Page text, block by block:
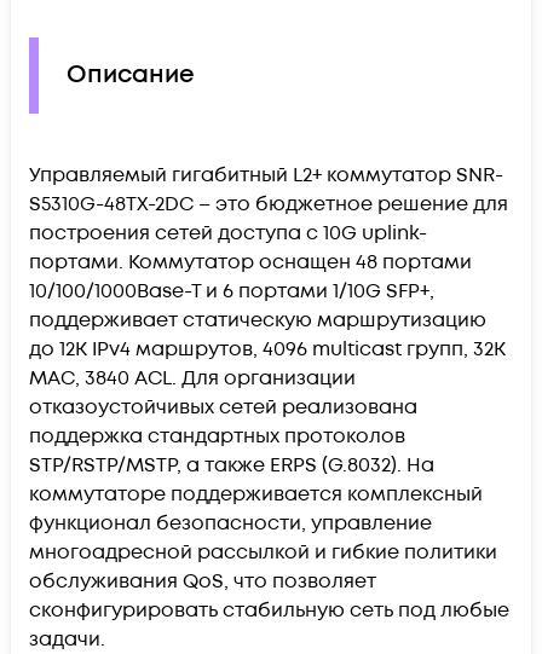
Описание
Управляемый гигабитный L2+ коммутатор SNR-
S5310G-48TX-2DC – это бюджетное решение для
построения сетей доступа c 10G uplink-
портами. Коммутатор оснащен 48 портами
10/100/1000Base-T и 6 портами 1/10G SFP+,
поддерживает статическую маршрутизацию
до 12K IPv4 маршрутов, 4096 multicast групп, 32K
MAC, 3840 ACL. Для организации
отказоустойчивых сетей реализована
поддержка стандартных протоколов
STP/RSTP/MSTP, а также ERPS (G.8032). На
коммутаторе поддерживается комплексный
функционал безопасности, управление
многоадресной рассылкой и гибкие политики
обслуживания QoS, что позволяет
сконфигурировать стабильную сеть под любые
задачи.